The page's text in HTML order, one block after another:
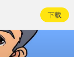
下载